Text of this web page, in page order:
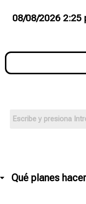
08/08/2026 2:25
Qué planes